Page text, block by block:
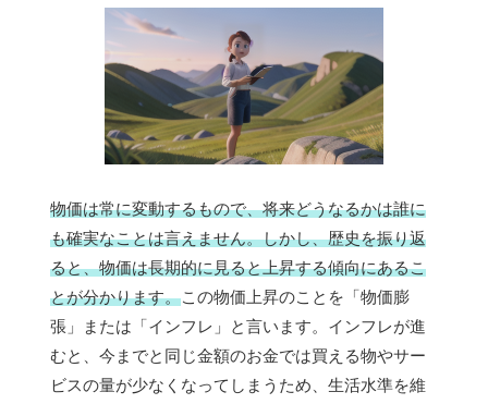
物価は常に変動するもので、将来どうなるかは誰に
も確実なことは言えません。しかし、歴史を振り返
ると、物価は長期的に見ると上昇する傾向にあるこ
とが分かります。この物価上昇のことを「物価膨
張」または「インフレ」と言います。インフレが進
むと、今までと同じ金額のお金では買える物やサー
ビスの量が少なくなってしまうため、生活水準を維